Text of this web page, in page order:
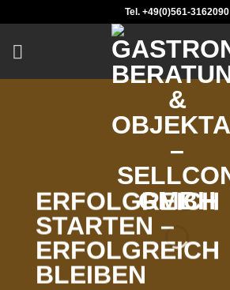
content
Tel. +49(0)561-3162090
ERFOLGREICH
STARTEN –
ERFOLGREICH
BLEIBEN